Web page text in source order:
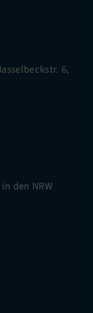
6,
den NRW